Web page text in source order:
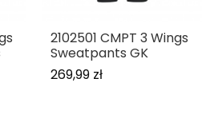
2102501 CMPT 3 Wings
Sweatpants GK
269,99 zł